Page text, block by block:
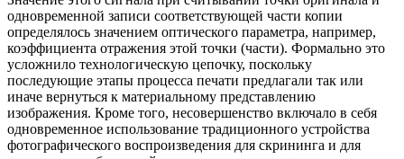
одновременной записи соответствующей части копии
определялось значением оптического параметра, например,
коэффициента отражения этой точки (части). Формально это
усложнило технологическую цепочку, поскольку
последующие этапы процесса печати предлагали так или
иначе вернуться к материальному представлению
изображения. Кроме того, несовершенство включало в себя
одновременное использование традиционного устройства
фотографического воспроизведения для скрининга и для